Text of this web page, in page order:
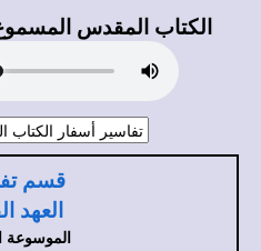
الكتاب المقدس
قسم
العهد
الموسوعة